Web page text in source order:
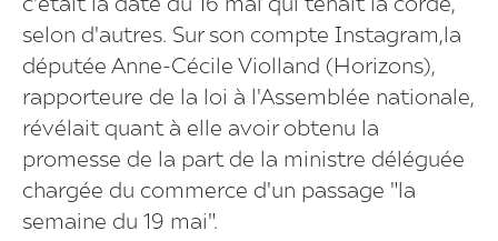
c'était la date du 16 mai qui tenait la corde,
selon d'autres. Sur son compte Instagram,la
députée Anne-Cécile Violland (Horizons),
rapporteure de la loi à l'Assemblée nationale,
révélait quant à elle avoir obtenu la
promesse de la part de la ministre déléguée
chargée du commerce d'un passage "la
semaine du 19 mai".